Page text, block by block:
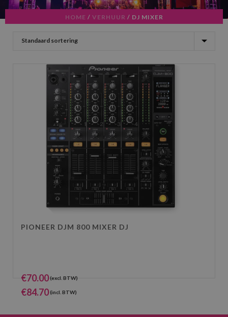
HOME / VERHUUR / DJ MIXER
PIONEER DJM 800 MIXER DJ
€70.00(excl. BTW)
€84.70(incl. BTW)